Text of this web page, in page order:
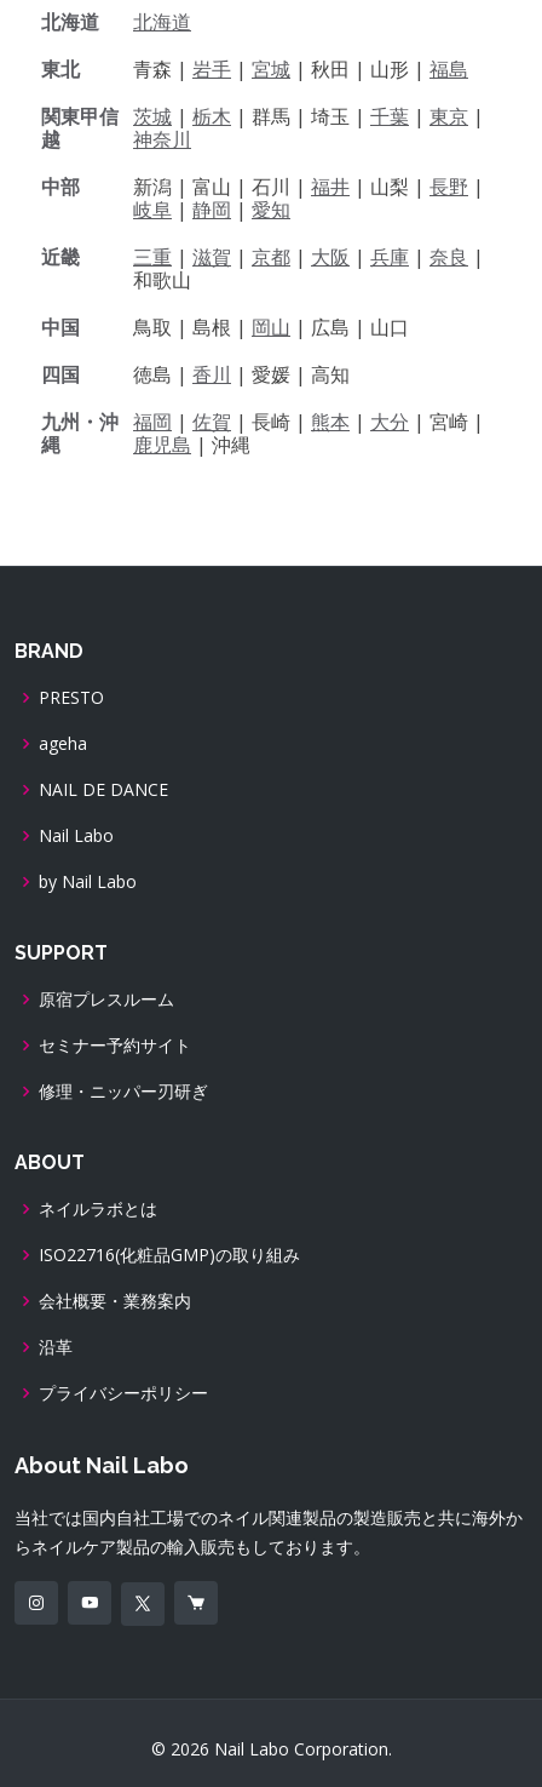
北海道
北海道
東北
青森 | 岩手 | 宮城 | 秋田 | 山形 | 福島
関東甲信
越
茨城 | 栃木 | 群馬 | 埼玉 | 千葉 | 東京 |
神奈川
中部
新潟 | 富山 | 石川 | 福井 | 山梨 | 長野 |
岐阜 | 静岡 | 愛知
近畿
三重 | 滋賀 | 京都 | 大阪 | 兵庫 | 奈良 |
和歌山
中国
鳥取 | 島根 | 岡山 | 広島 | 山口
四国
徳島 | 香川 | 愛媛 | 高知
九州・沖
縄
福岡 | 佐賀 | 長崎 | 熊本 | 大分 | 宮崎 |
鹿児島 | 沖縄
BRAND
PRESTO
ageha
NAIL DE DANCE
Nail Labo
by Nail Labo
SUPPORT
原宿プレスルーム
セミナー予約サイト
修理・ニッパー刃研ぎ
ABOUT
ネイルラボとは
ISO22716(化粧品GMP)の取り組み
会社概要・業務案内
沿革
プライバシーポリシー
About Nail Labo
当社では国内自社工場でのネイル関連製品の製造販売と共に海外か
らネイルケア製品の輸入販売もしております。
© 2026 Nail Labo Corporation.